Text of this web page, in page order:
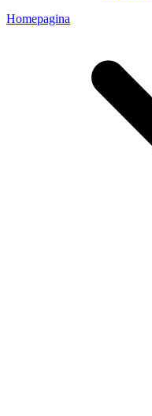
Homepagina